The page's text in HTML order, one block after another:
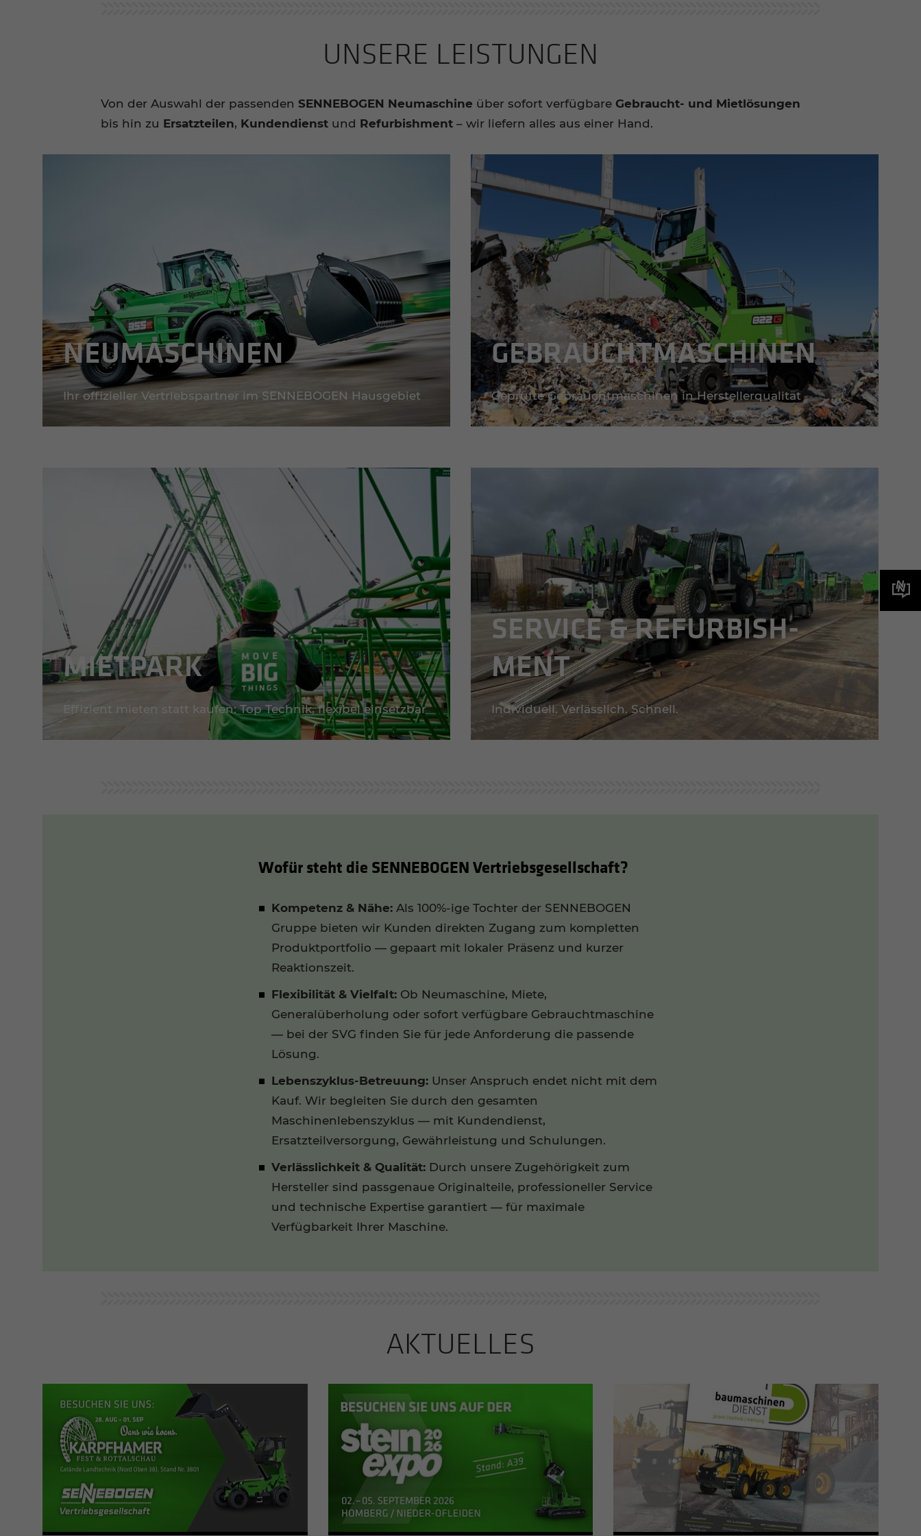
UNSE­RE LEIS­TUN­GEN
Von der Auswahl der passenden SENNEBOGEN Neumaschine über sofort verfügbare Gebraucht- und Mietlösungen
bis hin zu Ersatzteilen, Kundendienst und Refurbishment – wir liefern alles aus einer Hand.
NEUMA­SCHI­NEN
Ihr offizieller Vertriebspartner im SENNEBOGEN Hausgebiet
GEBRAUCHT­MA­SCHI­NEN
Geprüfte Gebrauchtmaschinen in Herstellerqualität
MIET­PARK
Effizient mieten statt kaufen: Top Technik, flexibel einsetzbar
SERVICE & REFUR­BISH­
MENT
Individuell. Verlässlich. Schnell.
Wofür steht die SENNEBOGEN Vertriebs­ge­sell­schaft?
Kompetenz & Nähe: Als 100%-ige Tochter der SENNEBOGEN
Gruppe bieten wir Kunden direkten Zugang zum kompletten
Produktportfolio — gepaart mit lokaler Präsenz und kurzer
Reaktionszeit.
Flexibilität & Vielfalt: Ob Neumaschine, Miete,
Generalüberholung oder sofort verfügbare Gebrauchtmaschine
— bei der SVG finden Sie für jede Anforderung die passende
Lösung.
Lebenszyklus-Betreuung: Unser Anspruch endet nicht mit dem
Kauf. Wir begleiten Sie durch den gesamten
Maschinenlebenszyklus — mit Kundendienst,
Ersatzteilversorgung, Gewährleistung und Schulungen.
Verlässlichkeit & Qualität: Durch unsere Zugehörigkeit zum
Hersteller sind passgenaue Originalteile, professioneller Service
und technische Expertise garantiert — für maximale
Verfügbarkeit Ihrer Maschine.
AKTU­EL­LES